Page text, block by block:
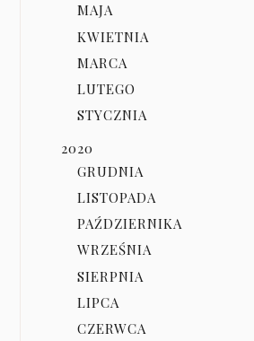
MAJA
KWIETNIA
MARCA
LUTEGO
STYCZNIA
2020
GRUDNIA
LISTOPADA
PAŹDZIERNIKA
WRZEŚNIA
SIERPNIA
LIPCA
CZERWCA